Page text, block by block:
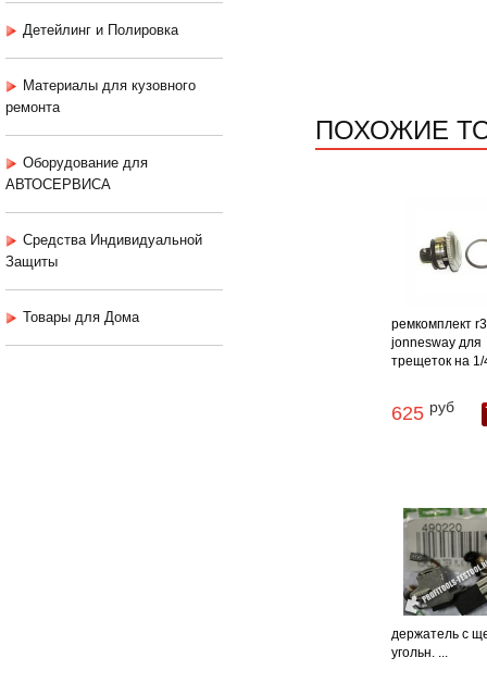
Детейлинг и Полировка
Материалы для кузовного
ремонта
Оборудование для
АВТОСЕРВИСА
Средства Индивидуальной
Защиты
Товары для Дома
ПОХОЖИЕ
ремкомплект
jonnesway для
трещеток на 1/
625 руб
держатель с
угольн. ...